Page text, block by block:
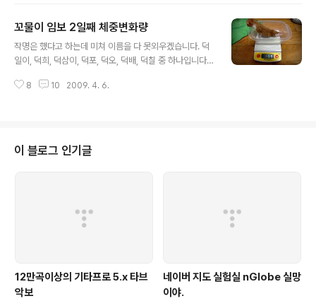
꼬물이 임보 2일째 체중변화량
작명은 했다고 하는데 미쳐 이름을 다 못외우겠습니다. 덕
일이, 덕희, 덕삼이, 덕포, 덕오, 덕배, 덕칠 중 하나입니다.
가는 애들 둘입니다. 116그램 121그램 머리가 엄지손가락
207 그램 젖빨기 기네스냐? 206그램 - 이녀석이 가장 걱
정입니다... 젖먹은 후 - 208 그램 대략 10그램을 먹어야
8 10 2009. 4. 6.
이 블로그 인기글
12만곡이상의 기타프로 5.x 타브
악보
네이버 지도 실험실 nGlobe 실망
이야.